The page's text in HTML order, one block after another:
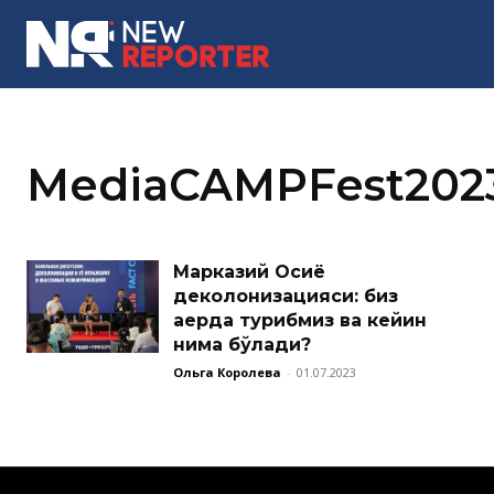
Марказий Осиё
деколонизацияси: биз
қаерда турибмиз ва кейин
нима бўлади?
Ольга Королева - 01.07.2023